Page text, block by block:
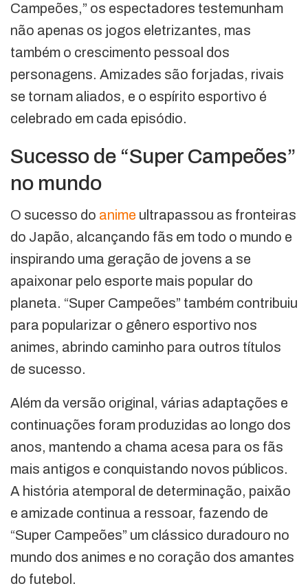
Campeões,” os espectadores testemunham
não apenas os jogos eletrizantes, mas
também o crescimento pessoal dos
personagens. Amizades são forjadas, rivais
se tornam aliados, e o espírito esportivo é
celebrado em cada episódio.
Sucesso de “Super Campeões”
no mundo
O sucesso do anime ultrapassou as fronteiras
do Japão, alcançando fãs em todo o mundo e
inspirando uma geração de jovens a se
apaixonar pelo esporte mais popular do
planeta. “Super Campeões” também contribuiu
para popularizar o gênero esportivo nos
animes, abrindo caminho para outros títulos
de sucesso.
Além da versão original, várias adaptações e
continuações foram produzidas ao longo dos
anos, mantendo a chama acesa para os fãs
mais antigos e conquistando novos públicos.
A história atemporal de determinação, paixão
e amizade continua a ressoar, fazendo de
“Super Campeões” um clássico duradouro no
mundo dos animes e no coração dos amantes
do futebol.